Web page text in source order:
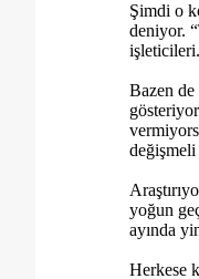
Şimdi o
deniyor.
Bazen
yoğun
ayında
Herkese